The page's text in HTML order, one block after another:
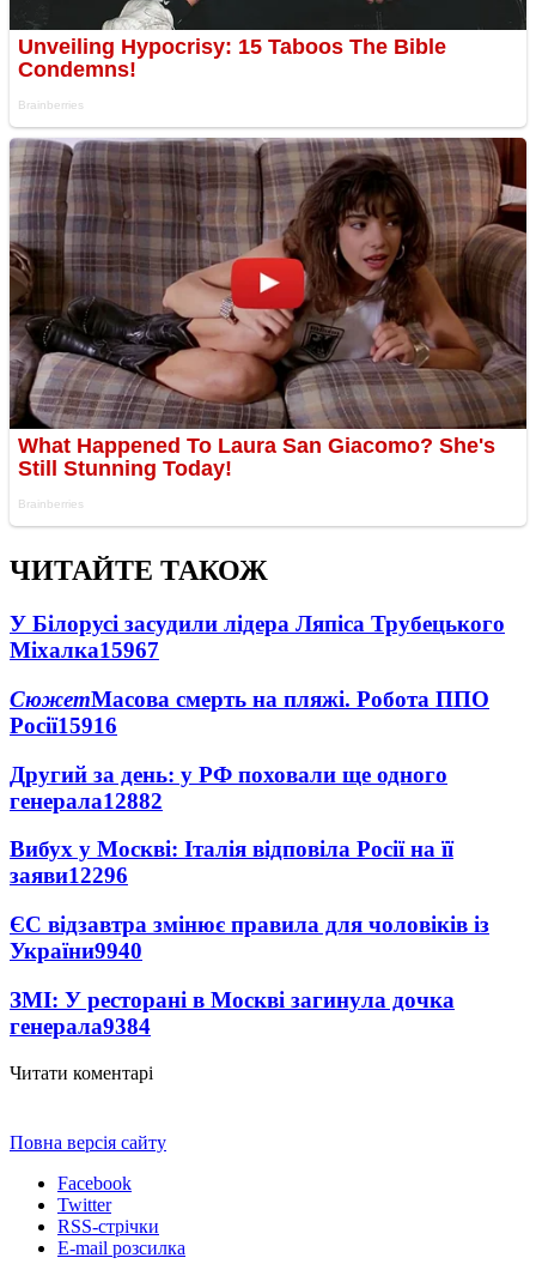
ЧИТАЙТЕ ТАКОЖ
У Білорусі засудили лідера Ляпіса Трубецького
Міхалка15967
СюжетМасова смерть на пляжі. Робота ППО
Росії15916
Другий за день: у РФ поховали ще одного
генерала12882
Вибух у Москві: Італія відповіла Росії на її
заяви12296
ЄС відзавтра змінює правила для чоловіків із
України9940
ЗМІ: У ресторані в Москві загинула дочка
генерала9384
Читати коментарі
Повна версія сайту
Facebook
Twitter
RSS-стрічки
E-mail розсилка